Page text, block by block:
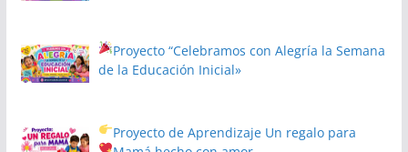
Proyecto“Celebramos con Alegría la Semana
de la Educación Inicial»
Proyecto de Aprendizaje Un regalo para